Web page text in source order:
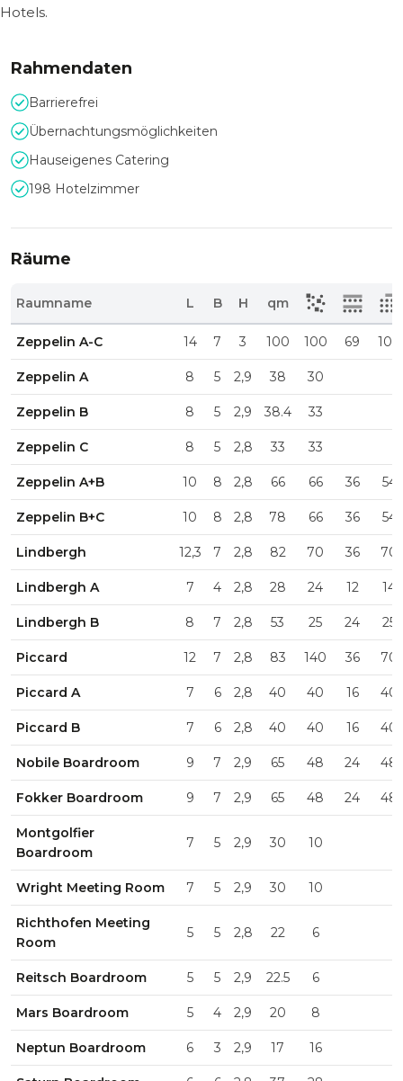
Hotels.
Rahmendaten
Barrierefrei
Übernachtungsmöglichkeiten
Hauseigenes Catering
198 Hotelzimmer
Räume
Raumname L B H qm
Zeppelin A-C 14 7 3 100 100 69 100
Zeppelin A 8 5 2,9 38 30
Zeppelin B 8 5 2,9 38.4 33
Zeppelin C 8 5 2,8 33 33
Zeppelin A+B 10 8 2,8 66 66 36 54
Zeppelin B+C 10 8 2,8 78 66 36 54
Lindbergh 12,3 7 2,8 82 70 36 70
Lindbergh A 7 4 2,8 28 24 12 14
Lindbergh B 8 7 2,8 53 25 24 25
Piccard 12 7 2,8 83 140 36 70
Piccard A 7 6 2,8 40 40 16 40
Piccard B 7 6 2,8 40 40 16 40
Nobile Boardroom 9 7 2,9 65 48 24 48
Fokker Boardroom 9 7 2,9 65 48 24 48
Montgolfier
Boardroom
7 5 2,9 30 10
Wright Meeting Room 7 5 2,9 30 10
Richthofen Meeting
Room
5 5 2,8 22 6
Reitsch Boardroom 5 5 2,9 22.5 6
Mars Boardroom 5 4 2,9 20 8
Neptun Boardroom 6 3 2,9 17 16